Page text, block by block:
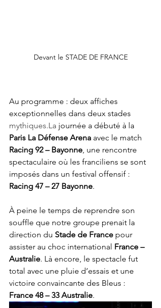
Devant le STADE DE FRANCE
Au programme : deux affiches
exceptionnelles dans deux stades
mythiques.La journée a débuté à la
Paris La Défense Arena avec le match
Racing 92 – Bayonne , une rencontre
spectaculaire où les franciliens se sont
imposés dans un festival offensif :
Racing 47 – 27 Bayonne.
À peine le temps de reprendre son
souffle que notre groupe prenait la
direction du Stade de France pour
assister au choc international France –
Australie. Là encore, le spectacle fut
total avec une pluie d’essais et une
victoire convaincante des Bleus :
France 48 – 33 Australie.